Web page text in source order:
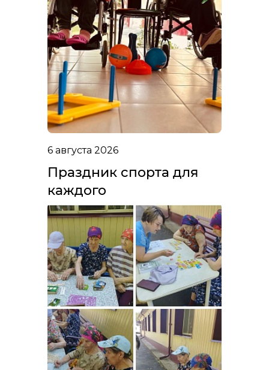
6 августа 2026
Праздник спорта для
каждого